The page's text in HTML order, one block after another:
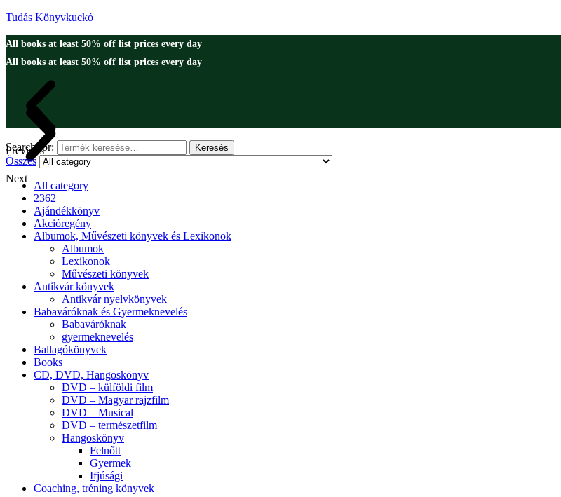
Tudás Könyvkuckó
All books at least 50% off list prices every day
All books at least 50% off list prices every day
Previous
Next
Search for: Keresés
Összes
All category
2362
Ajándékkönyv
Akcióregény
Albumok, Művészeti könyvek és Lexikonok
Albumok
Lexikonok
Művészeti könyvek
Antikvár könyvek
Antikvár nyelvkönyvek
Babaváróknak és Gyermeknevelés
Babaváróknak
gyermeknevelés
Ballagókönyvek
Books
CD, DVD, Hangoskönyv
DVD – külföldi film
DVD – Magyar rajzfilm
DVD – Musical
DVD – természetfilm
Hangoskönyv
Felnőtt
Gyermek
Ifjúsági
Coaching, tréning könyvek